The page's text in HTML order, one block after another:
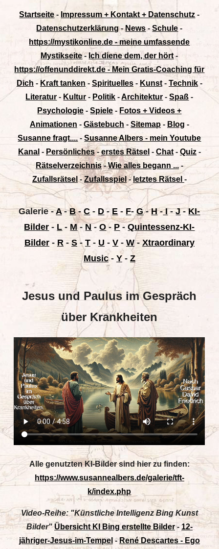
Startseite - Impressum + Kontakt + Datenschutz -
Datenschutzerklärung-News-Schule -
https://mystikonline.de - meine umfassende
Mystikseite-Ich diene dem, der hört-
https://offenunddirekt.de - Mein Gratis-Coaching für
Dich - Kraft tanken - Spirituelles- Kunst- Technik-
Literatur - Kultur - Politik -Architektur -Spaß -
Psychologie -Spiele - Fotos + Videos +
Animationen - Gästebuch - Sitemap- Blog -
Susanne fragt....-Susanne Albers - mein Youtube
Kanal - Persönliches-erstes Rätsel - Chat- Quiz-
Rätselverzeichnis-Wie alles begann ...-
Zufallsrätsel-Zufallsspiel - letztes Rätsel -
Galerie-A-B-C - D -E - F-G-H-I-J-KI-
Bilder - L - M-N-O - P -Quintessenz-KI-
Bilder- R- S- T- U - V- W-Xtraordinary
Music- Y- Z
Jesus und Paulus im Gespräch
über Krankheiten
Alle genutzten KI-Bilder sind hier zu finden:
https://www.susannealbers.de/galerie/tft-
k/index.php
Video-Reihe: "Künstliche Intelligenz Bing Kunst
Bilder"Übersicht KI Bing erstellte Bilder- 12-
jähriger-Jesus-im-Tempel -René Descartes - Ego